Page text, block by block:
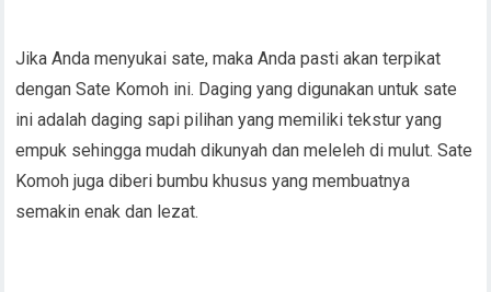
Jika Anda menyukai sate, maka Anda pasti akan terpikat
dengan Sate Komoh ini. Daging yang digunakan untuk sate
ini adalah daging sapi pilihan yang memiliki tekstur yang
empuk sehingga mudah dikunyah dan meleleh di mulut. Sate
Komoh juga diberi bumbu khusus yang membuatnya
semakin enak dan lezat.